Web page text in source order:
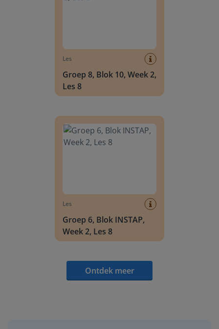
Les
Groep 8, Blok 10, Week 2,
Les 8
Les
Groep 6, Blok INSTAP,
Week 2, Les 8
Ontdek meer